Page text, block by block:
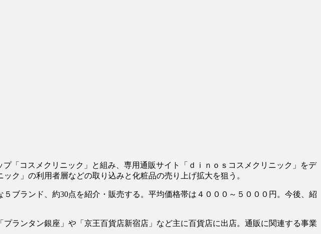
「コスメクリニック」と組み、専用通販サイト「ｄｉｎｏｓコスメクリニック」をデ
ク」の利用者層などの取り込みと化粧品の売り上げ拡大を狙う。
ブランド、約30点を紹介・販売する。平均価格帯は４０００～５０００円。今後、紹
ランタン銀座」や「京王百貨店新宿店」など主に百貨店に出店。通販に関連する事業